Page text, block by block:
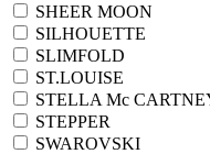
SHEER MOON
SILHOUETTE
SLIMFOLD
ST.LOUISE
STELLA Mc
STEPPER
SWAROVSKI